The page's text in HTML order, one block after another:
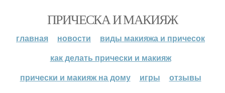
ПРИЧЕСКА И МАКИЯЖ
главная новости
виды макияжа и причесок
как делать прически и макияж
прически и макияж на дому
игры отзывы